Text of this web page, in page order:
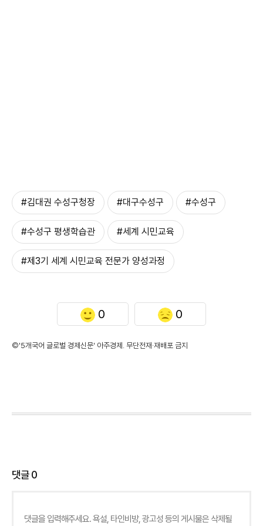
#김대권 수성구청장 #대구수성구 #수성구
#수성구 평생학습관 #세계 시민교육
#제3기 세계 시민교육 전문가 양성과정
0 0
©'5개국어 글로벌 경제신문' 아주경제. 무단전재·재배포 금지
댓글0